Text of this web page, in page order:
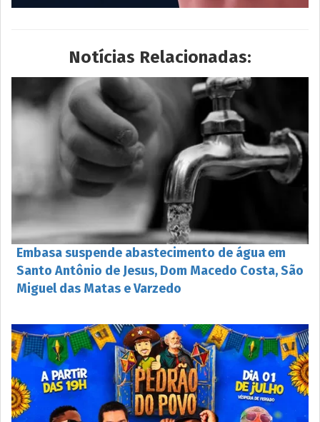
Notícias Relacionadas:
Embasa suspende abastecimento de água em
Santo Antônio de Jesus, Dom Macedo Costa, São
Miguel das Matas e Varzedo